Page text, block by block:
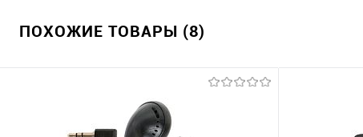
ПОХОЖИЕ ТОВАРЫ (8)